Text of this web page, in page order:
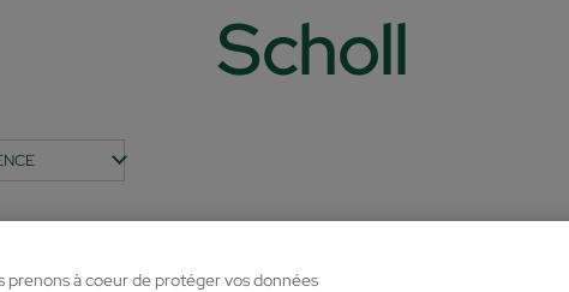
Scholl
prenons à coeur de protéger vos données